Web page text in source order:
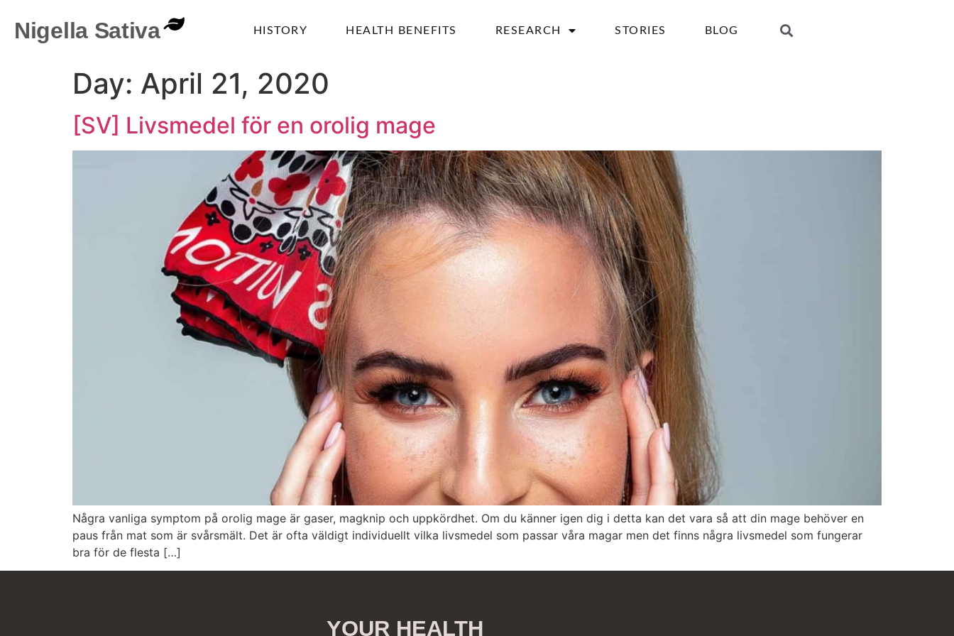
Nigella Sativa HISTORY HEALTH BENEFITS RESEARCH STORIES BLOG
Day: April 21, 2020
[SV] Livsmedel för en orolig mage
Några vanliga symptom på orolig mage är gaser, magknip och uppkördhet. Om du känner igen dig i detta kan det vara så att din mage behöver en
paus från mat som är svårsmält. Det är ofta väldigt individuellt vilka livsmedel som passar våra magar men det finns några livsmedel som fungerar
bra för de flesta […]
YOUR HEALTH